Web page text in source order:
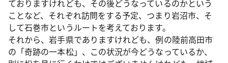
ておりますけれども、その後どうなっているのかという
ことなど、それぞれ訪問をする予定、つまり岩沼市、そ
して石巻市というルートを考えております。
それから、岩手県でありますけれども、例の陸前高田市
の「奇跡の一本松」、この状況が今どうなっているか、